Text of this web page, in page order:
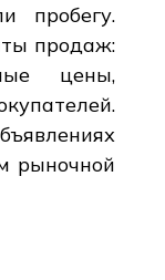
пробегу.
продаж:
цены,
рыночной